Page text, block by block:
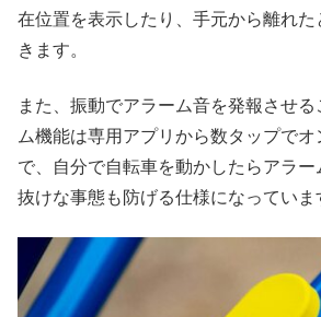
在位置を表示したり、手元から離れ
きます。
また、振動でアラーム音を発報させ
ム機能は専用アプリから数タップで
で、自分で自転車を動かしたらアラ
抜けな事態も防げる仕様になっていま